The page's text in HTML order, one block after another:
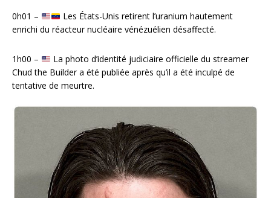
0h01 –
Les États-Unis retirent l’uranium hautement
enrichi du réacteur nucléaire vénézuélien désaffecté.
1h00 –
La photo d’identité judiciaire officielle du streamer
Chud the Builder a été publiée après qu’il a été inculpé de
tentative de meurtre.